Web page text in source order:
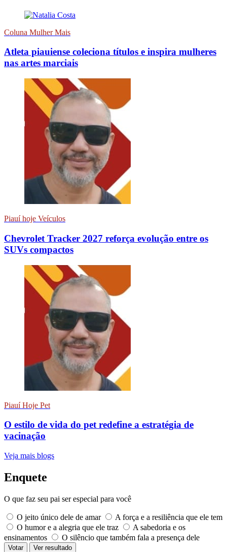
Coluna Mulher Mais
Atleta piauiense coleciona títulos e inspira mulheres
nas artes marciais
Piauí hoje Veículos
Chevrolet Tracker 2027 reforça evolução entre os
SUVs compactos
Piauí Hoje Pet
O estilo de vida do pet redefine a estratégia de
vacinação
Veja mais blogs
Enquete
O que faz seu pai ser especial para você
O jeito único dele de amar
A força e a resiliência que ele tem
O humor e a alegria que ele traz
A sabedoria e os
ensinamentos
O silêncio que também fala a presença dele
Votar Ver resultado